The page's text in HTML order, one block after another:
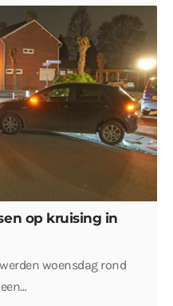
op kruising in
woensdag rond